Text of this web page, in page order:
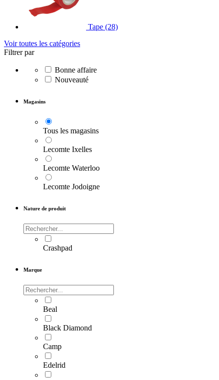
Tape (28)
Voir toutes les catégories
Filtrer par
Bonne affaire
Nouveauté
Magasins
Tous les magasins
Lecomte Ixelles
Lecomte Waterloo
Lecomte Jodoigne
Nature de produit
Crashpad
Marque
Beal
Black Diamond
Camp
Edelrid